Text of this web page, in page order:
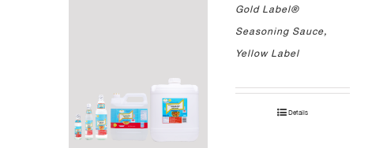
Gold Label®
Seasoning Sauce,
Yellow Label
Details